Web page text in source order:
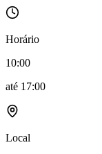
Horário
10:00
até 17:00
Local